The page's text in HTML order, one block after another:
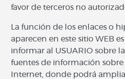
favor de terceros no
La función de los enlaces o
aparecen en este sitio WEB
informar al USUARIO sobre
fuentes de información
Internet, donde podrá